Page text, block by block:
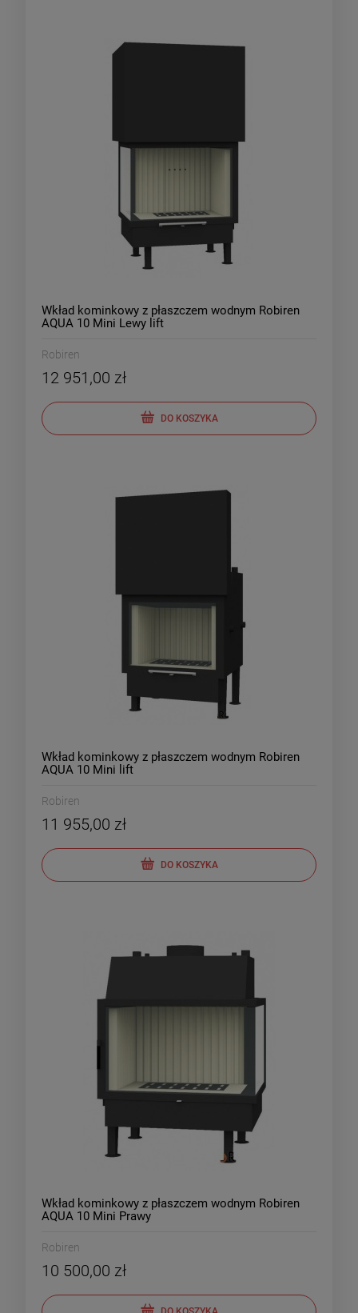
Wkład kominkowy z płaszczem wodnym Robiren
AQUA 10 Mini Lewy lift
Robiren
12 951,00 zł
DO KOSZYKA
Wkład kominkowy z płaszczem wodnym Robiren
AQUA 10 Mini lift
Robiren
11 955,00 zł
DO KOSZYKA
Wkład kominkowy z płaszczem wodnym Robiren
AQUA 10 Mini Prawy
Robiren
10 500,00 zł